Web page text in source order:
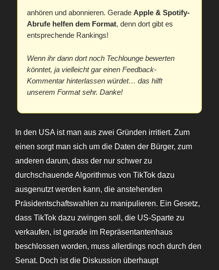
anhören und abonnieren. Gerade Apple & Spotify-
Abrufe helfen dem Format, denn dort gibt es
entsprechende Rankings!
Wenn ihr dann dort noch Techlounge bewerten
könntet, ja vielleicht gar einen Feedback-
Kommentar hinterlassen würdet… das hilft
unserem Format sehr. Danke!
In den USA ist man aus zwei Gründen irritiert. Zum
einen sorgt man sich um die Daten der Bürger, zum
anderen darum, dass der nur schwer zu
durchschauende Algorithmus von TikTok dazu
ausgenutzt werden kann, die anstehenden
Präsidentschaftswahlen zu manipulieren. Ein Gesetz,
dass TikTok dazu zwingen soll, die US-Sparte zu
verkaufen, ist gerade im Repräsentantenhaus
beschlossen worden, muss allerdings noch durch den
Senat. Doch ist die Diskussion überhaupt